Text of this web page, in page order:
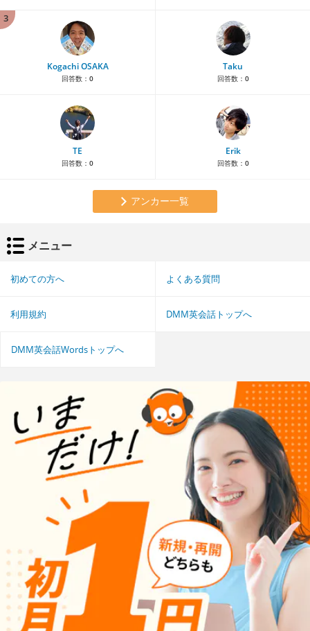
3
Kogachi OSAKA
回答数： 0
Taku
回答数： 0
TE
回答数： 0
Erik
回答数： 0
アンカー一覧
メニュー
初めての方へ よくある質問
利用規約 DMM英会話トップへ
DMM英会話Wordsトップへ